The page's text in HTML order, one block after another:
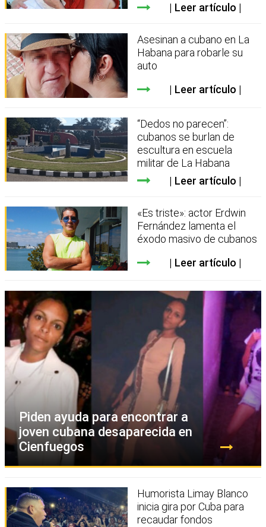
Leer artículo
Asesinan a cubano en La
Habana para robarle su
auto
Leer artículo
“Dedos no parecen”:
cubanos se burlan de
escultura en escuela
militar de La Habana
Leer artículo
«Es triste»: actor Erdwin
Fernández lamenta el
éxodo masivo de cubanos
Leer artículo
Piden ayuda para encontrar a
joven cubana desaparecida en
Cienfuegos
Humorista Limay Blanco
inicia gira por Cuba para
recaudar fondos